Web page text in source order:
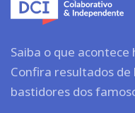
Saiba o que
Confira resultados
bastidores dos